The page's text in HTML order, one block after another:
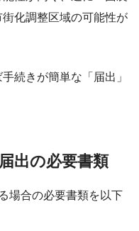
化調整区域の可能性が
続きが簡単な「届出」
出の必要書類
場合の必要書類を以下